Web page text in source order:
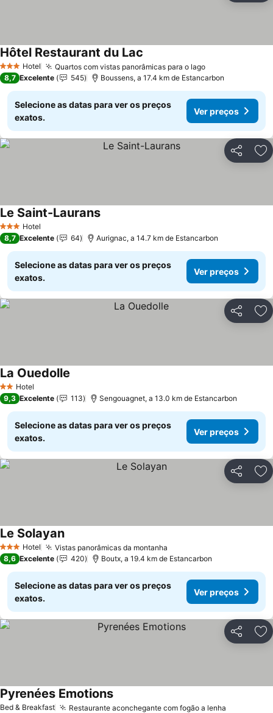
3 EstrelasHotel Quartos com vistas panorâmicas para o lago
Hôtel Restaurant du Lac
8,7 Excelente 545 Boussens, a 17.4 km de Estancarbon
Selecione as datas para ver os preços
exatos.
Ver preços
Partilhar
3 EstrelasHotel
Le Saint-Laurans
8,7 Excelente 64 Aurignac, a 14.7 km de Estancarbon
Selecione as datas para ver os preços
exatos.
Ver preços
Partilhar
2 Estrelas
Hotel
La Ouedolle
9,3 Excelente 113 Sengouagnet, a 13.0 km de Estancarbon
Selecione as datas para ver os preços
exatos.
Ver preços
Partilhar
3 EstrelasHotel Vistas panorâmicas da montanha
Le Solayan
8,6 Excelente 420 Boutx, a 19.4 km de Estancarbon
Selecione as datas para ver os preços
exatos.
Ver preços
Partilhar
Bed & Breakfast Restaurante aconchegante com fogão a lenha
Pyrenées Emotions